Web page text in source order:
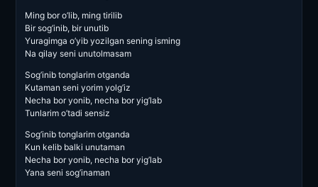
Ming bor o’lib, ming tirilib
Bir sog’inib, bir unutib
Yuragimga o’yib yozilgan sening isming
Na qilay seni unutolmasam
Sog’inib tonglarim otganda
Kutaman seni yorim yolg’iz
Necha bor yonib, necha bor yig’lab
Tunlarim o’tadi sensiz
Sog’inib tonglarim otganda
Kun kelib balki unutaman
Necha bor yonib, necha bor yig’lab
Yana seni sog’inaman